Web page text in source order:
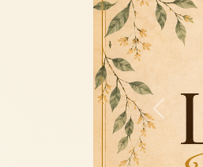
Previous